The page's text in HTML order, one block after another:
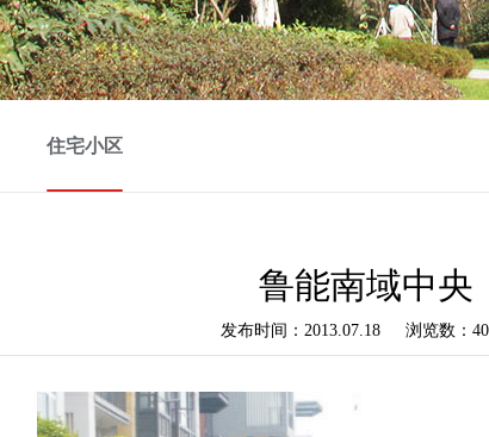
住宅小区
鲁能南域中央
发布时间：2013.07.18 浏览数：